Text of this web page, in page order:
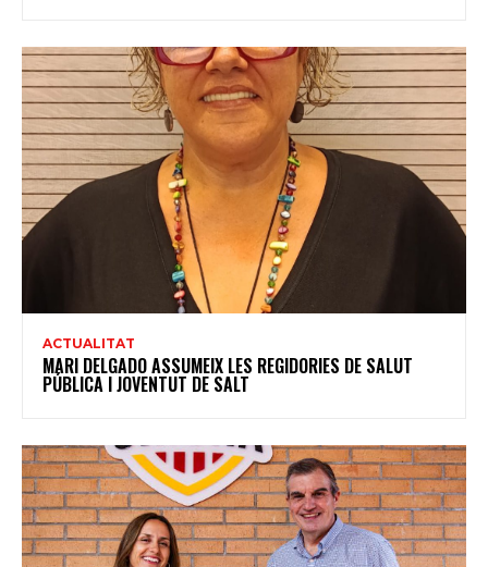
ACTUALITAT
MARI DELGADO ASSUMEIX LES REGIDORIES DE SALUT
PÚBLICA I JOVENTUT DE SALT